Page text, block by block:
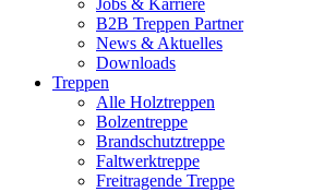
Jobs & Karriere
B2B Treppen Partner
News & Aktuelles
Downloads
Treppen
Alle Holztreppen
Bolzentreppe
Brandschutztreppe
Faltwerktreppe
Freitragende Treppe